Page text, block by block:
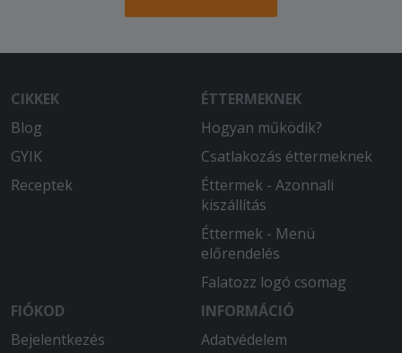
CIKKEK
Blog
GYIK
Receptek
ÉTTERMEKNEK
Hogyan működik?
Csatlakozás éttermeknek
Éttermek - Azonnali
kiszállítás
Éttermek - Menü
előrendelés
Falatozz logó csomag
FIÓKOD
Bejelentkezés
INFORMÁCIÓ
Adatvédelem